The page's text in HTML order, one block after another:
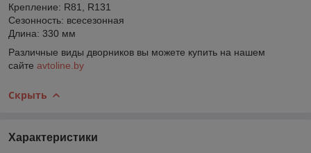
Крепление: R81, R131
Сезонность: всесезонная
Длина: 330 мм
Различные виды дворников вы можете купить на нашем
сайте avtoline.by
Скрыть
Характеристики